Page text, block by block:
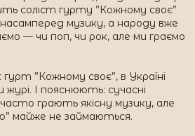
соліст гурту ”Кожному своє”
музику, а народу вже
— чи поп, чи рок, але ми граємо
”Кожному своє”, в Україні
І пояснюють: сучасні
часто грають якісну музику, але
майже не займаються.